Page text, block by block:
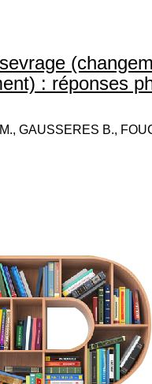
: réponses
GAUSSERES B.,